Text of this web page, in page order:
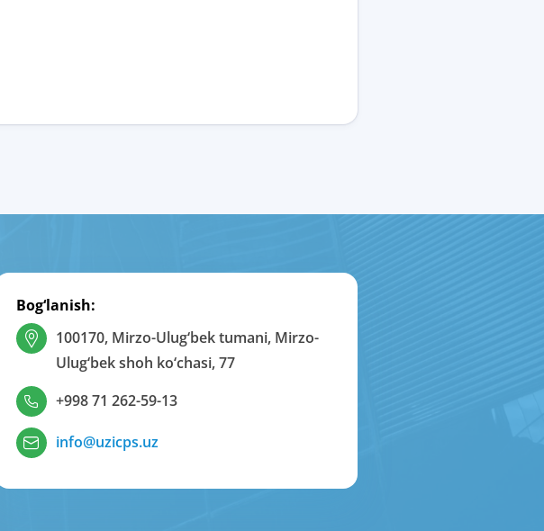
Bog‘lanish:
100170, Mirzo-Ulug‘bek tumani, Mirzo-
Ulug‘bek shoh ko‘chasi, 77
+998 71 262-59-13
info@uzicps.uz